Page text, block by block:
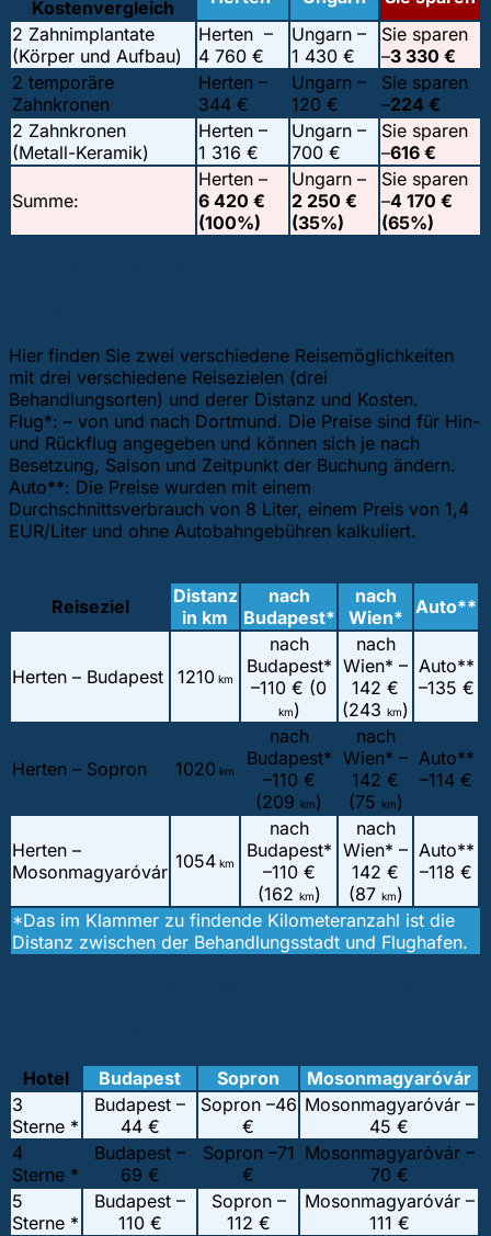
Kostenvergleich
2 Zahnimplantate
(Körper und Aufbau)
Herten –
4 760 €
Ungarn –
1 430 €
Sie sparen
–3 330 €
2 temporäre
Zahnkronen
Herten –
344 €
Ungarn –
120 €
Sie sparen
–224 €
2 Zahnkronen
(Metall-Keramik)
Herten –
1 316 €
Ungarn –
700 €
Sie sparen
–616 €
Summe:
Herten –
6 420 €
(100%)
Ungarn –
2 250 €
(35%)
Sie sparen
–4 170 €
(65%)
Hier finden Sie zwei verschiedene Reisemöglichkeiten
mit drei verschiedene Reisezielen (drei
Behandlungsorten) und derer Distanz und Kosten.
Flug*: – von und nach Dortmund. Die Preise sind für Hin-
und Rückflug angegeben und können sich je nach
Besetzung, Saison und Zeitpunkt der Buchung ändern.
Auto**: Die Preise wurden mit einem
Durchschnittsverbrauch von 8 Liter, einem Preis von 1,4
EUR/Liter und ohne Autobahngebühren kalkuliert.
Reiseziel
Distanz
in km
nach
Budapest*
nach
Wien* Auto**
Herten – Budapest 1210km
nach
Budapest*
–110 € (0
km)
nach
Wien* –
142 €
(243 km)
Auto**
–135 €
Herten – Sopron 1020 km
nach
Budapest*
–110 €
(209 km)
nach
Wien* –
142 €
(75 km)
Auto**
–114 €
Herten –
Mosonmagyaróvár 1054 km
nach
Budapest*
–110 €
(162 km)
nach
Wien* –
142 €
(87 km)
Auto**
–118 €
*Das im Klammer zu findende Kilometeranzahl ist die
Distanz zwischen der Behandlungsstadt und Flughafen.
Hotel Budapest Sopron
Mosonmagyaróvár
3
Sterne *
Budapest –
44 €
Sopron –46
€
Mosonmagyaróvár –
45 €
4
Sterne *
Budapest –
69 €
Sopron –71
€
Mosonmagyaróvár –
70 €
5
Sterne *
Budapest –
110 €
Sopron –
112 €
Mosonmagyaróvár –
111 €